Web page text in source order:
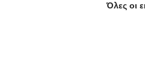
Όλες οι